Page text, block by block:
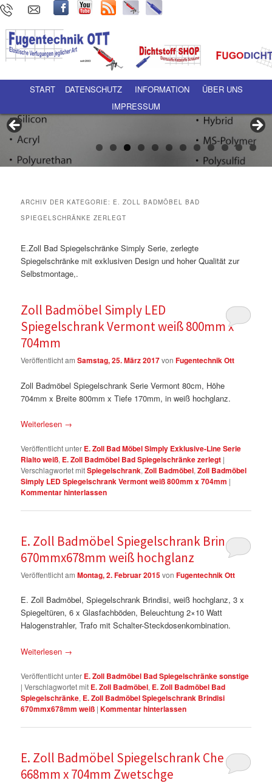
Hauptmenü Zum Inhalt wechseln
Zum sekundären Inhalt wechseln
START DATENSCHUTZ INFORMATION
ÜBER UNS
IMPRESSUM
ARCHIV DER KATEGORIE: E. ZOLL BADMÖBEL BAD
SPIEGELSCHRÄNKE ZERLEGT
E.Zoll Bad Spiegelschränke Simply Serie, zerlegte
Spiegelschränke mit exklusiven Design und hoher Qualität zur
Selbstmontage,.
Zoll Badmöbel Simply LED
Spiegelschrank Vermont weiß 800mm x
704mm
Veröffentlicht amSamstag, 25. März 2017vonFugentechnik Ott
Zoll Badmöbel Spiegelschrank Serie Vermont 80cm, Höhe
704mm x Breite 800mm x Tiefe 170mm, in weiß hochglanz.
Weiterlesen →
Veröffentlicht unter E. Zoll Bad Möbel Simply Exklusive-Line Serie
Rialto weiß, E. Zoll Badmöbel Bad Spiegelschränke zerlegt |
Verschlagwortet mitSpiegelschrank,Zoll Badmöbel,Zoll Badmöbel
Simply LED Spiegelschrank Vermont weiß 800mm x 704mm |
Kommentar hinterlassen
E. Zoll Badmöbel Spiegelschrank Brindisi
670mmx678mm weiß hochglanz
Veröffentlicht amMontag, 2. Februar 2015vonFugentechnik Ott
E. Zoll Badmöbel, Spiegelschrank Brindisi, weiß hochglanz, 3 x
Spiegeltüren, 6 x Glasfachböden, Beleuchtung 2×10 Watt
Halogenstrahler, Trafo mit Schalter-Steckdosenkombination.
Weiterlesen →
Veröffentlicht unter E. Zoll Badmöbel Bad Spiegelschränke sonstige
|Verschlagwortet mit E. Zoll Badmöbel, E. Zoll Badmöbel Bad
Spiegelschränke, E. Zoll Badmöbel Spiegelschrank Brindisi
670mmx678mm weiß |Kommentar hinterlassen
E. Zoll Badmöbel Spiegelschrank Chelsea
668mm x 704mm Zwetschge